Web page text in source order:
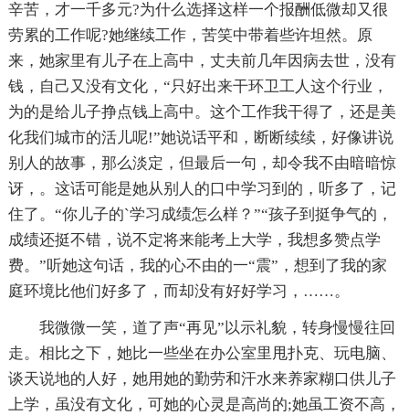
辛苦，才一千多元?为什么选择这样一个报酬低微却又很
劳累的工作呢?她继续工作，苦笑中带着些许坦然。原
来，她家里有儿子在上高中，丈夫前几年因病去世，没有
钱，自己又没有文化，“只好出来干环卫工人这个行业，
为的是给儿子挣点钱上高中。这个工作我干得了，还是美
化我们城市的活儿呢!”她说话平和，断断续续，好像讲说
别人的故事，那么淡定，但最后一句，却令我不由暗暗惊
讶，。这话可能是她从别人的口中学习到的，听多了，记
住了。“你儿子的`学习成绩怎么样？”“孩子到挺争气的，
成绩还挺不错，说不定将来能考上大学，我想多赞点学
费。”听她这句话，我的心不由的一“震”，想到了我的家
庭环境比他们好多了，而却没有好好学习，……。
我微微一笑，道了声“再见”以示礼貌，转身慢慢往回
走。相比之下，她比一些坐在办公室里甩扑克、玩电脑、
谈天说地的人好，她用她的勤劳和汗水来养家糊口供儿子
上学，虽没有文化，可她的心灵是高尚的;她虽工资不高，